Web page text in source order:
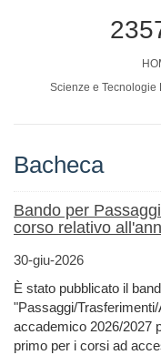
Scienze e Tecnologie
Bacheca
Bando per
corso relativo
30-giu-2026
È stato pubblicato il
"Passaggi/
accademico 2026/2027
primo per i corsi ad